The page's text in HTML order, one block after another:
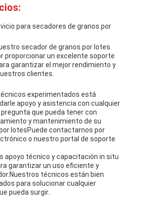
para secadores de granos por
secador de granos por lotes.
proporcionar un excelente soporte
garantizar el mejor rendimiento y
clientes.
experimentados está
apoyo y asistencia con cualquier
que pueda tener con
y mantenimiento de su
lotesPuede contactarnos por
o nuestro portal de soporte
apoyo técnico y capacitación in situ
garantizar un uso eficiente y
técnicos están bien
para solucionar cualquier
pueda surgir..